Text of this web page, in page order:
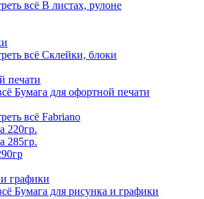
всё В листах, рулоне
всё Склейки, блоки
печати
Бумага для офортной печати
всё Fabriano
220гр.
285гр.
графики
Бумага для рисунка и графики